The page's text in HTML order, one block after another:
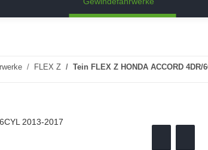
FLEX Z Tein FLEX Z HONDA ACCORD 4DR/